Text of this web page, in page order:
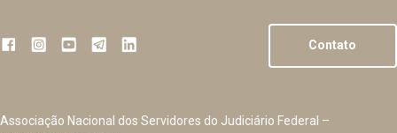
Contato
Associação Nacional dos Servidores do Judiciário Federal –